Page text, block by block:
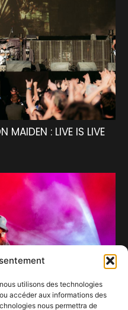
utilisons des technologies
accéder aux informations des
nous permettra de
MAIDEN : LIVE IS LIVE